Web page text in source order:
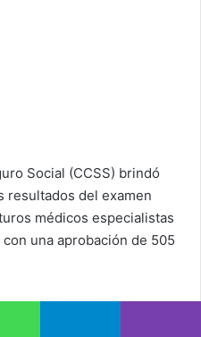
Social (CCSS) brindó
resultados del examen
médicos especialistas
una aprobación de 505
1.993 médicos generales